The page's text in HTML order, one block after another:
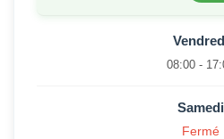
08:00 -
Samedi
Fermé